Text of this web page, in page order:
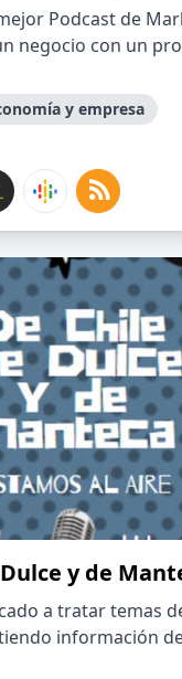
Podcast de
negocio con un
y empresa
y de
a tratar temas
información